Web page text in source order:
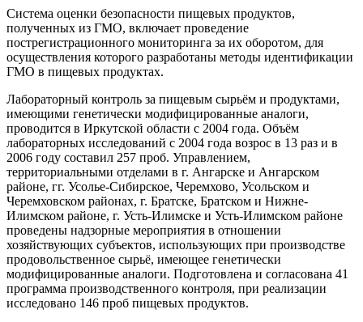
Система оценки безопасности пищевых продуктов,
полученных из ГМО, включает проведение
пострегистрационного мониторинга за их оборотом, для
осуществления которого разработаны методы идентификации
ГМО в пищевых продуктах.
Лабораторный контроль за пищевым сырьём и продуктами,
имеющими генетически модифицированные аналоги,
проводится в Иркутской области с 2004 года. Объём
лабораторных исследований с 2004 года возрос в 13 раз и в
2006 году составил 257 проб. Управлением,
территориальными отделами в г. Ангарске и Ангарском
районе, гг. Усолье-Сибирское, Черемхово, Усольском и
Черемховском районах, г. Братске, Братском и Нижне-
Илимском районе, г. Усть-Илимске и Усть-Илимском районе
проведены надзорные мероприятия в отношении
хозяйствующих субъектов, использующих при производстве
продовольственное сырьё, имеющее генетически
модифицированные аналоги. Подготовлена и согласована 41
программа производственного контроля, при реализации
исследовано 146 проб пищевых продуктов.